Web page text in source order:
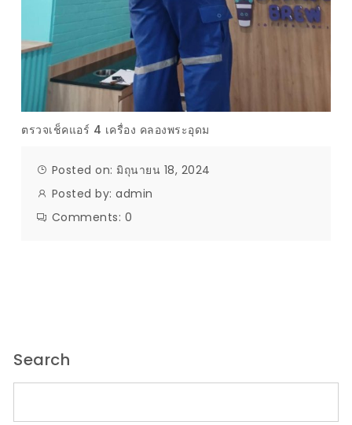
ตรวจเช็คแอร์ 4 เครื่อง คลองพระอุดม
Posted on: มิถุนายน 18, 2024
Posted by:admin
Comments: 0
Search